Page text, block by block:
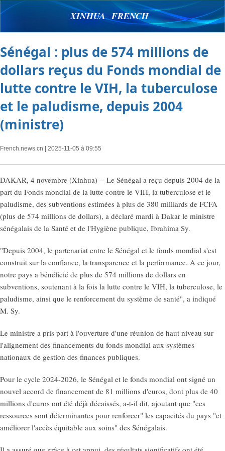
XINHUA FRENCH
Sénégal : plus de 574 millions de
dollars reçus du Fonds mondial de
lutte contre le VIH, la tuberculose
et le paludisme, depuis 2004
(ministre)
French.news.cn | 2025-11-05 à 09:55
DAKAR, 4 novembre (Xinhua) -- Le Sénégal a reçu depuis 2004 de la
part du Fonds mondial de la lutte contre le VIH, la tuberculose et le
paludisme, des subventions estimées à plus de 380 milliards de FCFA
(plus de 574 millions de dollars), a déclaré mardi à Dakar le ministre
sénégalais de la Santé et de l'Hygiène publique, Ibrahima Sy.
"Depuis 2004, le partenariat entre le Sénégal et le fonds mondial s'est
construit sur la confiance, la transparence et la performance. A ce jour,
notre pays a bénéficié de plus de 574 millions de dollars en
subventions, soutenant à la fois la lutte contre le VIH, la tuberculose, le
paludisme, ainsi que le renforcement du système de santé", a indiqué
M. Sy.
Le ministre a pris part à l'ouverture d'une réunion de haut niveau sur
l'alignement des financements du fonds mondial aux systèmes
nationaux de gestion des finances publiques.
Pour le cycle 2024-2026, le Sénégal et le fonds mondial ont signé un
nouvel accord de financement de 81 millions d'euros, dont plus de 40
millions d'euros ont été déjà décaissés, a-t-il dit, ajoutant que "ces
ressources sont déterminantes pour renforcer" les capacités du pays "et
améliorer l'accès équitable aux soins" des Sénégalais.